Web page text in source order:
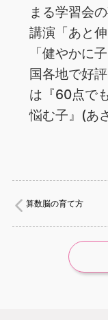
まる学習会
講演「あと
「健やかに
国各地で好
は『60点で
悩む子』(あ
算数脳の育て方